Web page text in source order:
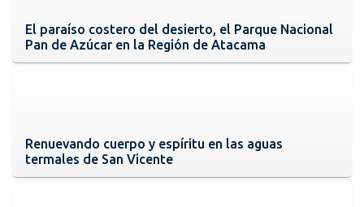
El paraíso costero del desierto, el Parque Nacional
Pan de Azúcar en la Región de Atacama
Renuevando cuerpo y espíritu en las aguas
termales de San Vicente